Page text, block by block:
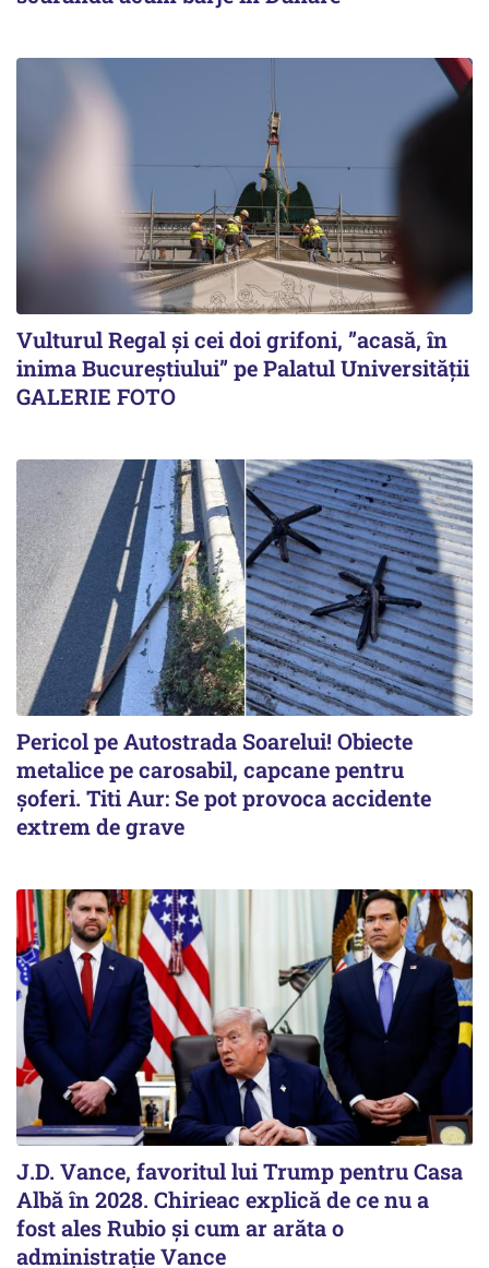
Vulturul Regal și cei doi grifoni, ”acasă, în
inima Bucureștiului” pe Palatul Universității
GALERIE FOTO
Pericol pe Autostrada Soarelui! Obiecte
metalice pe carosabil, capcane pentru
șoferi. Titi Aur: Se pot provoca accidente
extrem de grave
J.D. Vance, favoritul lui Trump pentru Casa
Albă în 2028. Chirieac explică de ce nu a
fost ales Rubio și cum ar arăta o
administrație Vance